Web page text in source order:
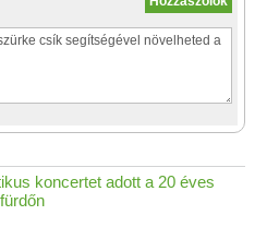
koncertet adott a 20 éves